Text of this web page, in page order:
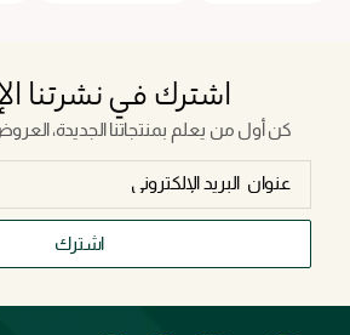
اشترك في نشرتنا
كن أول من يعلم بمنتجاتنا الجديدة،
اشترك